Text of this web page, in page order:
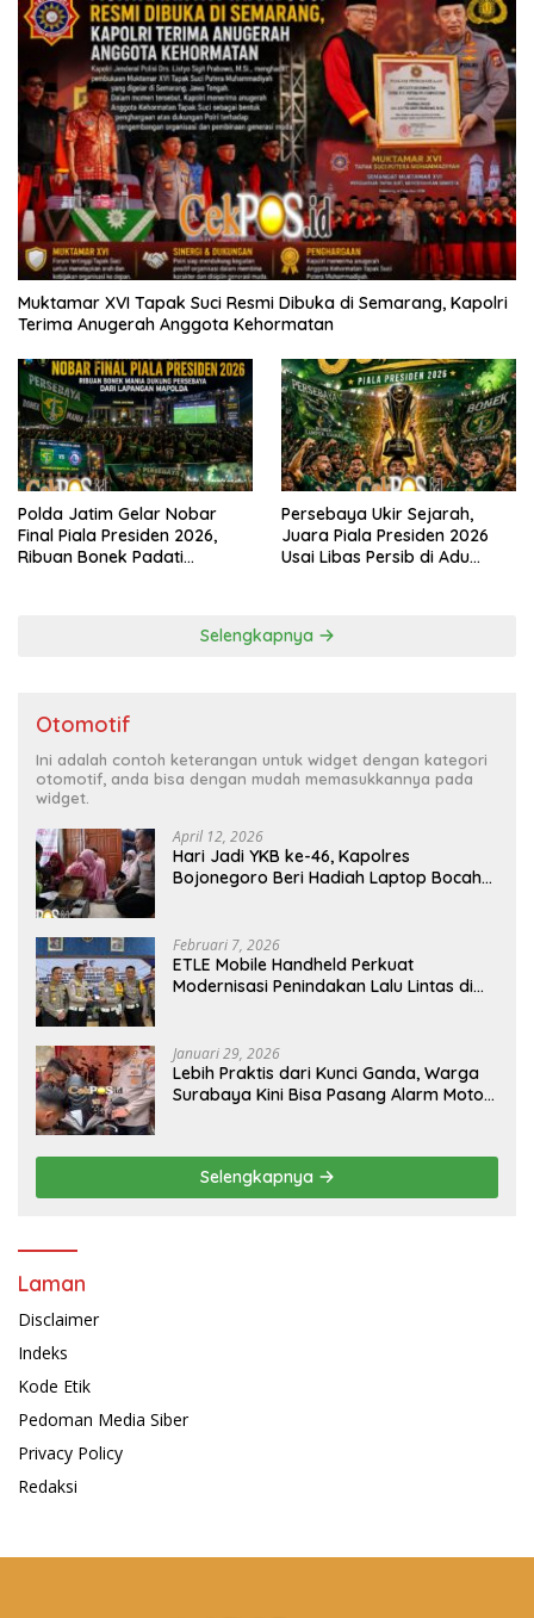
Muktamar XVI Tapak Suci Resmi Dibuka di Semarang, Kapolri
Terima Anugerah Anggota Kehormatan
Polda Jatim Gelar Nobar
Final Piala Presiden 2026,
Ribuan Bonek Padati
Persebaya Ukir Sejarah,
Juara Piala Presiden 2026
Usai Libas Persib di Adu
Selengkapnya
Otomotif
Ini adalah contoh keterangan untuk widget dengan kategori
otomotif, anda bisa dengan mudah memasukkannya pada
widget.
April 12, 2026
Hari Jadi YKB ke-46, Kapolres
Bojonegoro Beri Hadiah Laptop Bocah
Februari 7, 2026
ETLE Mobile Handheld Perkuat
Modernisasi Penindakan Lalu Lintas di
Januari 29, 2026
Lebih Praktis dari Kunci Ganda, Warga
Surabaya Kini Bisa Pasang Alarm Motor
Selengkapnya
Laman
Disclaimer
Indeks
Kode Etik
Pedoman Media Siber
Privacy Policy
Redaksi